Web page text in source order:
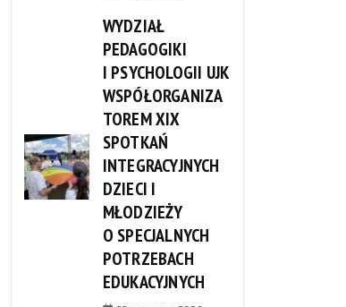
WYDZIAŁ
PEDAGOGIKI
I PSYCHOLOGII UJK
WSPÓŁORGANIZA
TOREM XIX
SPOTKAŃ
INTEGRACYJNYCH
DZIECI I
MŁODZIEŻY
O SPECJALNYCH
POTRZEBACH
EDUKACYJNYCH